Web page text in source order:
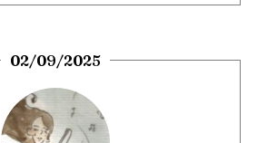
02/09/2025